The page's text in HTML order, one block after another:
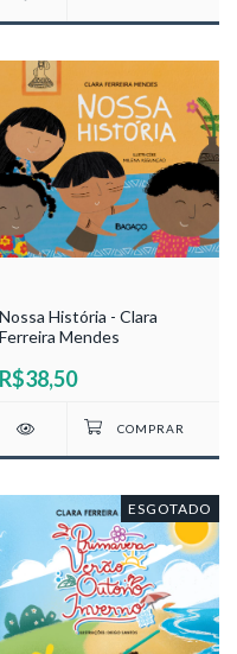
Nossa História - Clara
Ferreira Mendes
R$38,50
ESGOTADO